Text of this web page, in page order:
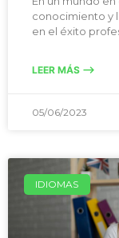
conocimiento y
en el éxito
LEER MÁS -->
05/06/2023
IDIOMAS